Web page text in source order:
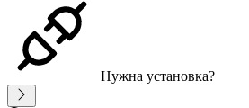
Нужна установка?